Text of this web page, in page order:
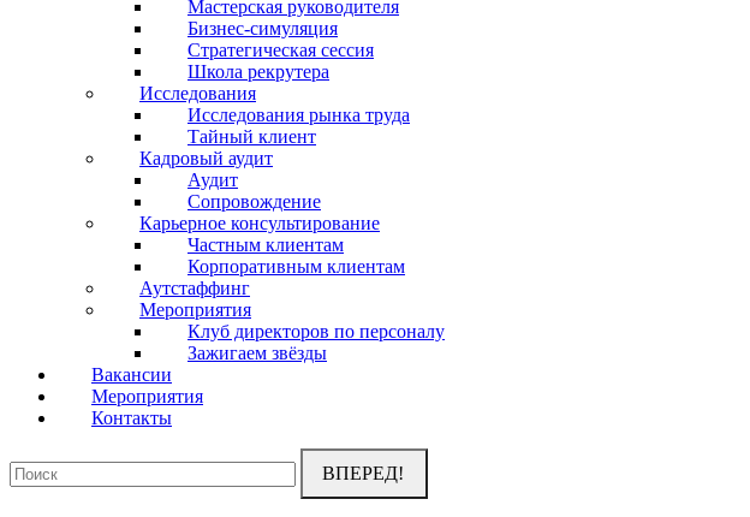
Мастерская руководителя
Бизнес-симуляция
Стратегическая сессия
Школа рекрутера
Исследования
Исследования рынка труда
Тайный клиент
Кадровый аудит
Аудит
Сопровождение
Карьерное консультирование
Частным клиентам
Корпоративным клиентам
Аутстаффинг
Мероприятия
Клуб директоров по персоналу
Зажигаем звёзды
Вакансии
Мероприятия
Контакты
Поиск: